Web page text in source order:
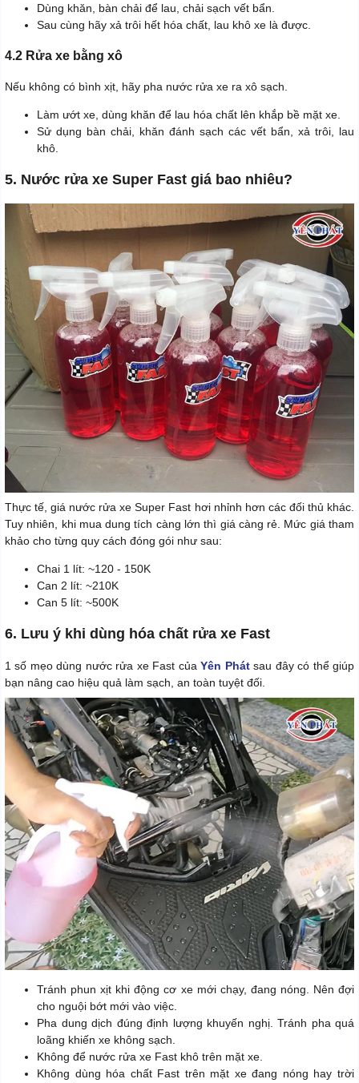
Dùng khăn, bàn chải để lau, chải sạch vết bẩn.
Sau cùng hãy xả trôi hết hóa chất, lau khô xe là được.
4.2 Rửa xe bằng xô
Nếu không có bình xịt, hãy pha nước rửa xe ra xô sạch.
Làm ướt xe, dùng khăn để lau hóa chất lên khắp bề mặt xe.
Sử dụng bàn chải, khăn đánh sạch các vết bẩn, xả trôi, lau
khô.
5. Nước rửa xe Super Fast giá bao nhiêu?
Thực tế, giá nước rửa xe Super Fast hơi nhỉnh hơn các đối thủ khác.
Tuy nhiên, khi mua dung tích càng lớn thì giá càng rẻ. Mức giá tham
khảo cho từng quy cách đóng gói như sau:
Chai 1 lít: ~120 - 150K
Can 2 lít: ~210K
Can 5 lít: ~500K
6. Lưu ý khi dùng hóa chất rửa xe Fast
1 số mẹo dùng nước rửa xe Fast củaYên Phátsau đây có thể giúp
bạn nâng cao hiệu quả làm sạch, an toàn tuyệt đối.
Tránh phun xịt khi động cơ xe mới chạy, đang nóng. Nên đợi
cho nguội bớt mới vào việc.
Pha dung dịch đúng định lượng khuyến nghị. Tránh pha quá
loãng khiến xe không sạch.
Không để nước rửa xe Fast khô trên mặt xe.
Không dùng hóa chất Fast trên mặt xe đang nóng hay trời